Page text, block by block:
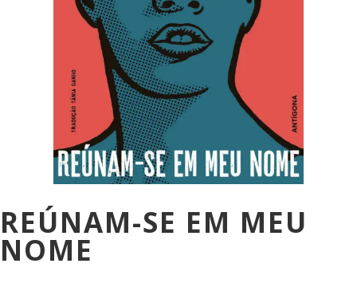
REÚNAM-SE EM MEU
NOME